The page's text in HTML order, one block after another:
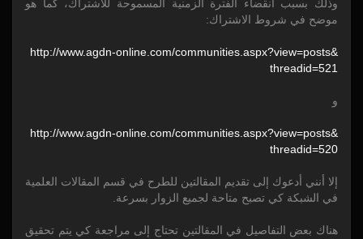
وذلك بسبب انقضاء الفترة الزمنية المسموحة للاشتراك، كما هو
موضح في شروط الاشتراك:
http://www.agdn-online.com/communities.aspx?view=posts&
threadid=521
و
http://www.agdn-online.com/communities.aspx?view=posts&
threadid=520
إلا أنني أدعوك إلى تقديم المقالتين للطرح في قسم المقالات العلمية
في الشبكة كي تصبح متاحة لجميع الزوار بسرعة.
هناك بعض التفاصيل في المقالتين تحتاج إلى مراجعة كي يتم تحقيق